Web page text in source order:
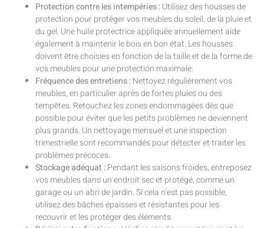
Protection contre les intempéries :Utilisez des housses de
protection pour protéger vos meubles du soleil, de la pluie et
du gel. Une huile protectrice appliquée annuellement aide
également à maintenir le bois en bon état. Les housses
doivent être choisies en fonction de la taille et de la forme de
vos meubles pour une protection maximale.
Fréquence des entretiens :Nettoyez régulièrement vos
meubles, en particulier après de fortes pluies ou des
tempêtes. Retouchez les zones endommagées dès que
possible pour éviter que les petits problèmes ne deviennent
plus grands. Un nettoyage mensuel et une inspection
trimestrielle sont recommandés pour détecter et traiter les
problèmes précoces.
Stockage adéquat :Pendant les saisons froides, entreposez
vos meubles dans un endroit sec et protégé, comme un
garage ou un abri de jardin. Si cela n’est pas possible,
utilisez des bâches épaisses et résistantes pour les
recouvrir et les protéger des éléments.